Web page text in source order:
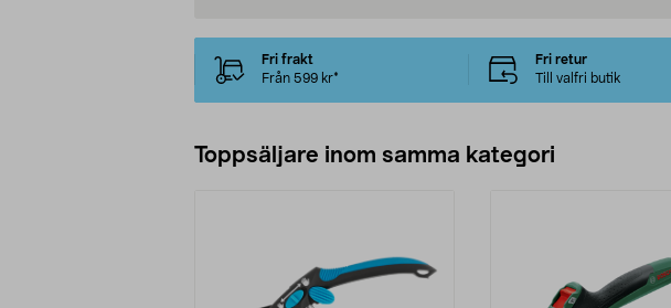
Fri frakt
Från 599 kr*
Fri retur
Till valfri butik
Toppsäljare inom samma kategori